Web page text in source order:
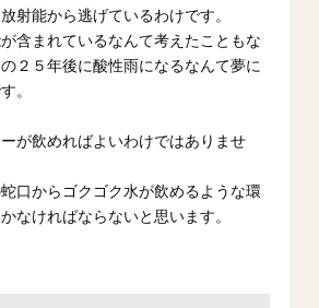
射能から逃げているわけです。
含まれているなんて考えたこともな
２５年後に酸性雨になるなんて夢に
。
が飲めればよいわけではありませ
口からゴクゴク水が飲めるような環
なければならないと思います。